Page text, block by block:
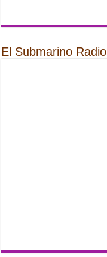
El Submarino Radio